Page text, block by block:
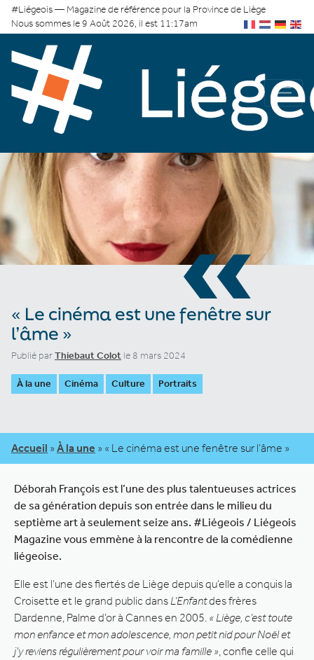
#Liégeois — Magazine de référence pour la Province de Liège
Nous sommes le 9 Août 2026, il est 11:17am
«
« Le cinéma est une fenêtre sur
l’âme »
Publié parThiebaut Colot le 8 mars 2024
À la une Cinéma Culture Portraits
Accueil » À la une » « Le cinéma est une fenêtre sur l’âme »
Déborah François est l’une des plus talentueuses actrices
de sa génération depuis son entrée dans le milieu du
septième art à seulement seize ans. #Liégeois / Liégeois
Magazine vous emmène à la rencontre de la comédienne
liégeoise.
Elle est l’une des fiertés de Liège depuis qu’elle a conquis la
Croisette et le grand public dans L’Enfantdes frères
Dardenne, Palme d’or à Cannes en 2005. « Liège, c’est toute
mon enfance et mon adolescence, mon petit nid pour Noël et
j’y reviens régulièrement pour voir ma famille » , confie celle qui